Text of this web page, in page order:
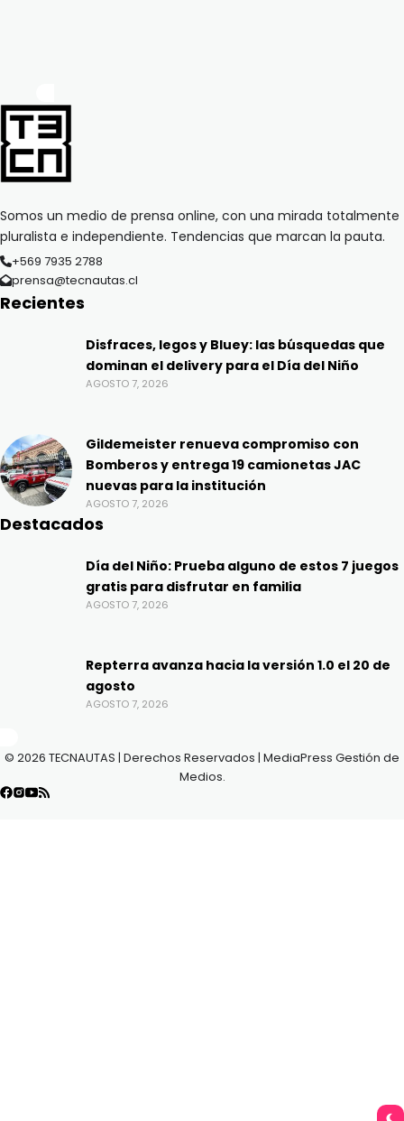
Somos un medio de prensa online, con una mirada totalmente
pluralista e independiente. Tendencias que marcan la pauta.
+569 7935 2788
prensa@tecnautas.cl
Recientes
Disfraces, legos y Bluey: las búsquedas que
dominan el delivery para el Día del Niño
AGOSTO 7, 2026
Gildemeister renueva compromiso con
Bomberos y entrega 19 camionetas JAC
nuevas para la institución
AGOSTO 7, 2026
Destacados
Día del Niño: Prueba alguno de estos 7 juegos
gratis para disfrutar en familia
AGOSTO 7, 2026
Repterra avanza hacia la versión 1.0 el 20 de
agosto
AGOSTO 7, 2026
© 2026 TECNAUTAS | Derechos Reservados | MediaPress Gestión de
Medios.